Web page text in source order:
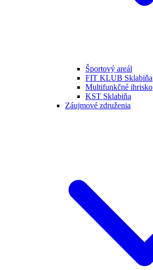
Športový areál
FIT KLUB Sklabiňa
Multifunkčné ihrisko
KST Sklabiňa
Záujmové združenia